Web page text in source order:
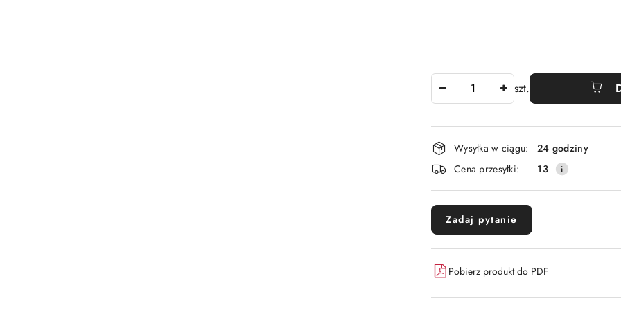
szt.
Dostępność
i
dostawa
Wysyłka w ciągu:
24 godziny
Cena przesyłki:
13
Zadaj pytanie
Pobierz produkt do PDF